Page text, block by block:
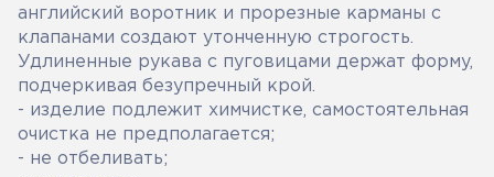
английский воротник и прорезные карманы с
клапанами создают утонченную строгость.
Удлиненные рукава с пуговицами держат форму,
подчеркивая безупречный крой.
- изделие подлежит химчистке, самостоятельная
очистка не предполагается;
- не отбеливать;